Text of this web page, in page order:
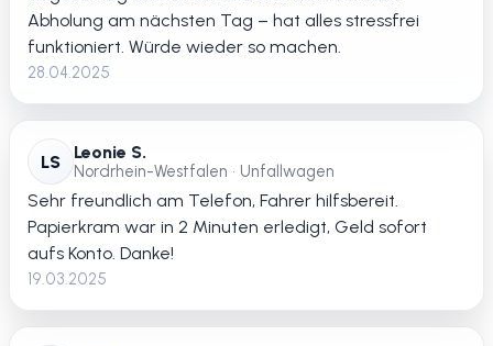
Abholung am nächsten Tag – hat alles stressfrei
funktioniert. Würde wieder so machen.
28.04.2025
LS Leonie S.
Nordrhein-Westfalen • Unfallwagen
Sehr freundlich am Telefon, Fahrer hilfsbereit.
Papierkram war in 2 Minuten erledigt, Geld sofort
aufs Konto. Danke!
19.03.2025